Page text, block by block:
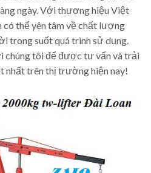
ngày. Với thương hiệu Việt
có thể yên tâm về chất lượng
trong suốt quá trình sử dụng.
chúng tôi để được tư vấn và trải
nhất trên thị trường hiện nay!